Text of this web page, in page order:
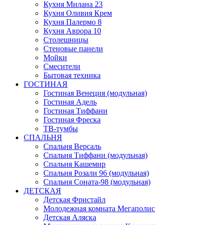
Кухня Милана 23
Кухня Оливия Крем
Кухня Палермо 8
Кухня Аврора 10
Столешницы
Стеновые панели
Мойки
Смесители
Бытовая техника
ГОСТИНАЯ
Гостиная Венеция (модульная)
Гостиная Адель
Гостиная Тиффани
Гостиная Фреска
ТВ-тумбы
СПАЛЬНЯ
Спальня Версаль
Спальня Тиффани (модульная)
Спальня Кашемир
Спальня Розали 96 (модульная)
Спальня Соната-98 (модульная)
ДЕТСКАЯ
Детская Фристайл
Молодежная комната Мегаполис
Детская Аляска